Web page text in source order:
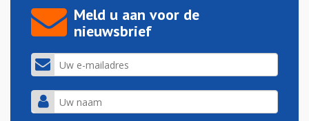
Meld u aan voor de
nieuwsbrief